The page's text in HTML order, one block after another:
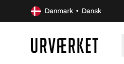
Danmark • Dansk